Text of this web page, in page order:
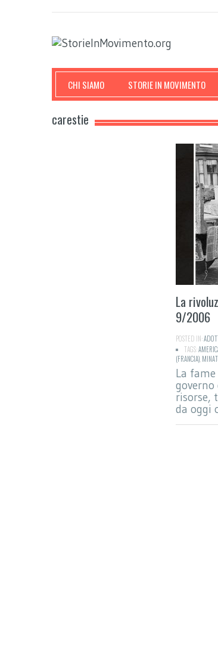
CHI SIAMO STORIE IN MOVIMENTO
carestie
La
9/2006
POSTED IN:
TAGS:
(FRANCIA)
La
risorse,
da oggi